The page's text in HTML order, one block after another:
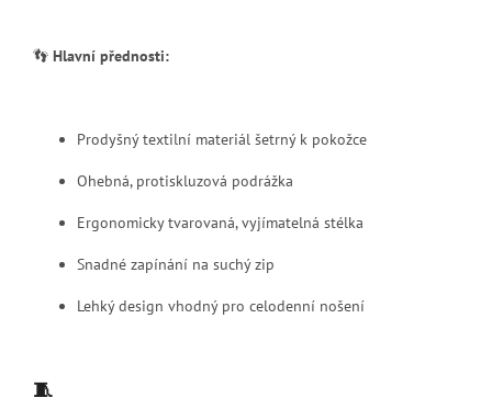
👣 Hlavní přednosti:
Prodyšný textilní materiál šetrný k pokožce
Ohebná, protiskluzová podrážka
Ergonomicky tvarovaná, vyjímatelná stélka
Snadné zapínání na suchý zip
Lehký design vhodný pro celodenní nošení
🧵